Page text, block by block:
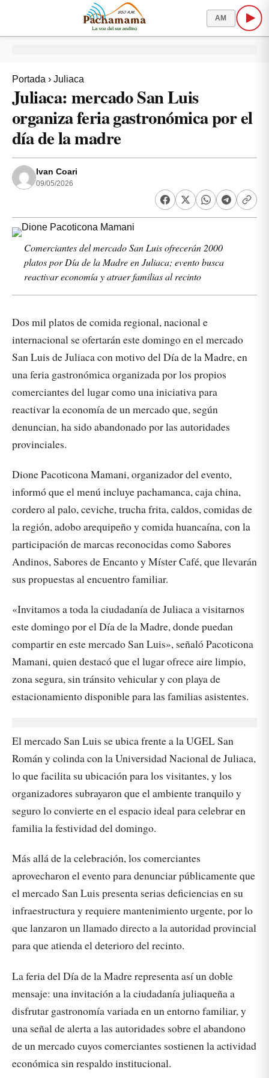
AM
Portada › Juliaca
Juliaca: mercado San Luis
organiza feria gastronómica por el
día de la madre
Ivan Coari
09/05/2026
Comerciantes del mercado San Luis ofrecerán 2000
platos por Día de la Madre en Juliaca; evento busca
reactivar economía y atraer familias al recinto
Dos mil platos de comida regional, nacional e
internacional se ofertarán este domingo en el mercado
San Luis de Juliaca con motivo del Día de la Madre, en
una feria gastronómica organizada por los propios
comerciantes del lugar como una iniciativa para
reactivar la economía de un mercado que, según
denuncian, ha sido abandonado por las autoridades
provinciales.
Dione Pacoticona Mamani, organizador del evento,
informó que el menú incluye pachamanca, caja china,
cordero al palo, ceviche, trucha frita, caldos, comidas de
la región, adobo arequipeño y comida huancaína, con la
participación de marcas reconocidas como Sabores
Andinos, Sabores de Encanto y Míster Café, que llevarán
sus propuestas al encuentro familiar.
«Invitamos a toda la ciudadanía de Juliaca a visitarnos
este domingo por el Día de la Madre, donde puedan
compartir en este mercado San Luis», señaló Pacoticona
Mamani, quien destacó que el lugar ofrece aire limpio,
zona segura, sin tránsito vehicular y con playa de
estacionamiento disponible para las familias asistentes.
El mercado San Luis se ubica frente a la UGEL San
Román y colinda con la Universidad Nacional de Juliaca,
lo que facilita su ubicación para los visitantes, y los
organizadores subrayaron que el ambiente tranquilo y
seguro lo convierte en el espacio ideal para celebrar en
familia la festividad del domingo.
Más allá de la celebración, los comerciantes
aprovecharon el evento para denunciar públicamente que
el mercado San Luis presenta serias deficiencias en su
infraestructura y requiere mantenimiento urgente, por lo
que lanzaron un llamado directo a la autoridad provincial
para que atienda el deterioro del recinto.
La feria del Día de la Madre representa así un doble
mensaje: una invitación a la ciudadanía juliaqueña a
disfrutar gastronomía variada en un entorno familiar, y
una señal de alerta a las autoridades sobre el abandono
de un mercado cuyos comerciantes sostienen la actividad
económica sin respaldo institucional.